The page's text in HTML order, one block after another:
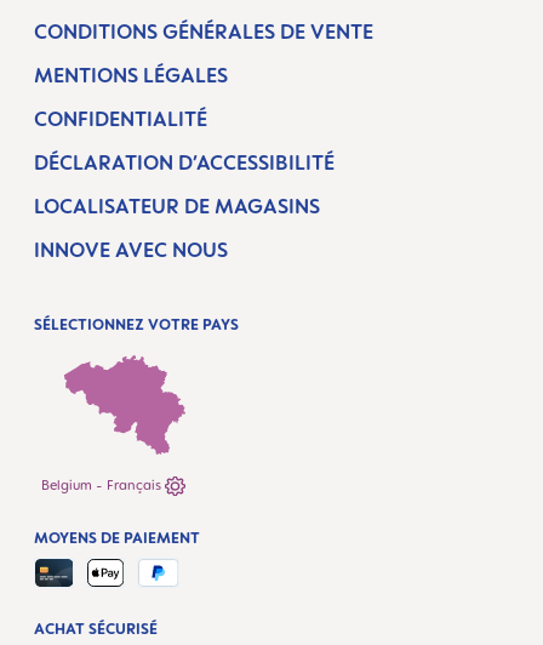
CONDITIONS GÉNÉRALES DE VENTE
MENTIONS LÉGALES
CONFIDENTIALITÉ
DÉCLARATION D’ACCESSIBILITÉ
LOCALISATEUR DE MAGASINS
INNOVE AVEC NOUS
SÉLECTIONNEZ VOTRE PAYS
Belgium - Français
ACHAT SÉCURISÉ
MOYENS DE PAIEMENT